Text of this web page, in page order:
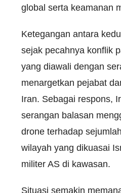
global serta keamanan
Ketegangan antara
sejak pecahnya konflik
yang diawali dengan
menargetkan pejabat
Iran. Sebagai respons,
serangan balasan
drone terhadap
wilayah yang dikuasai
militer AS di kawasan.
Situasi semakin